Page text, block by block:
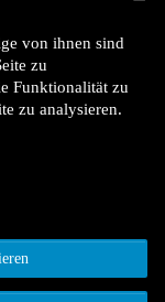
von ihnen sind
zu
Funktionalität zu
zu analysieren.